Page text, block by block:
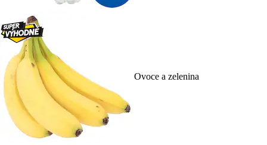
Ovoce a zelenina